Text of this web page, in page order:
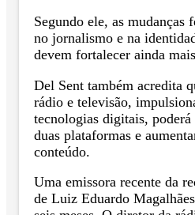
Segundo ele, as mudanças
no jornalismo e na
devem fortalecer ainda
Del Sent também acredita
rádio e televisão,
tecnologias digitais,
duas plataformas e
conteúdo.
Uma emissora recente da
de Luiz Eduardo